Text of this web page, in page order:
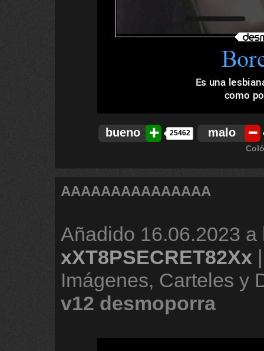
bueno 25462 malo
AAAAAAAAAAAAAAA
Añadido 16.06.2023 a
xXT8PSECRET82Xx
Imágenes, Carteles y
v12 desmoporra